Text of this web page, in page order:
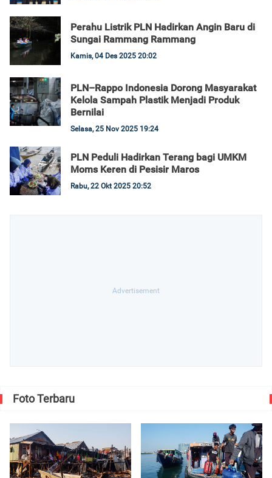
Perahu Listrik PLN Hadirkan Angin Baru di
Sungai Rammang Rammang
Kamis, 04 Des 2025 20:02
PLN–Rappo Indonesia Dorong Masyarakat
Kelola Sampah Plastik Menjadi Produk
Bernilai
Selasa, 25 Nov 2025 19:24
PLN Peduli Hadirkan Terang bagi UMKM
Moms Keren di Pesisir Maros
Rabu, 22 Okt 2025 20:52
Foto Terbaru